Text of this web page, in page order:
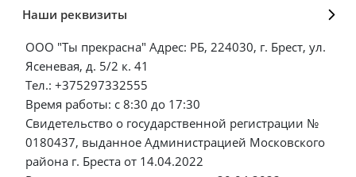
Наши реквизиты
ООО "Ты прекрасна" Адрес: РБ, 224030, г. Брест, ул.
Ясеневая, д. 5/2 к. 41
Тел.: +375297332555
Время работы: с 8:30 до 17:30
Свидетельство о государственной регистрации №
0180437, выданное Администрацией Московского
района г. Бреста от 14.04.2022